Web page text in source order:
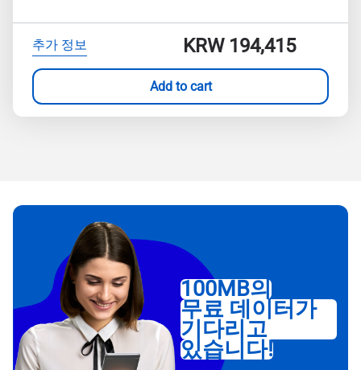
추가 정보 KRW 194,415
Add to cart
100MB의
무료 데이터가
기다리고
있습니다!